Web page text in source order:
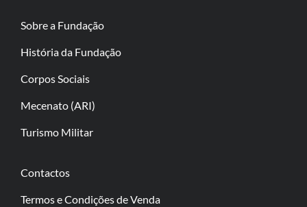
Sobre a Fundação
História da Fundação
Corpos Sociais
Mecenato (ARI)
Turismo Militar
Contactos
Termos e Condições de Venda